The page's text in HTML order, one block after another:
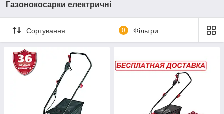
Газонокосарки електричні
Сортування 0 Фільтри